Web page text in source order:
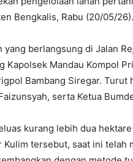
Bengkalis, Rabu (20/05/26).
yang berlangsung di Jalan
Kapolsek Mandau Kompol
Bambang Siregar. Turut
serta Ketua
kurang lebih dua
Kulim tersebut, saat ini telah